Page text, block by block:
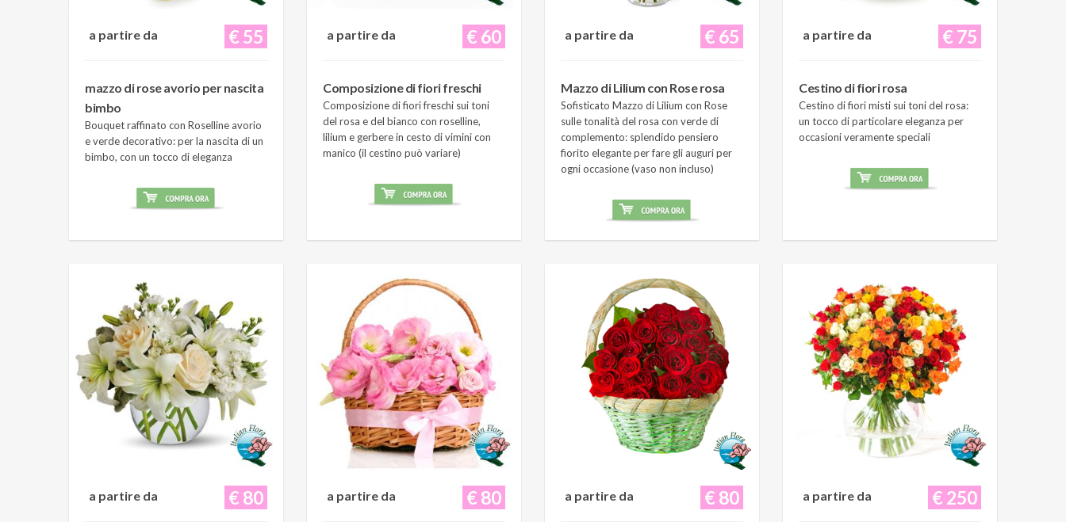
€ 55
a partire da
mazzo di rose avorio per nascita
bimbo
Bouquet raffinato con Roselline avorio
e verde decorativo: per la nascita di un
bimbo, con un tocco di eleganza
€ 60
a partire da
Composizione di fiori freschi
Composizione di fiori freschi sui toni
del rosa e del bianco con roselline,
lilium e gerbere in cesto di vimini con
manico (il cestino può variare)
€ 65
a partire da
Mazzo di Lilium con Rose rosa
Sofisticato Mazzo di Lilium con Rose
sulle tonalità del rosa con verde di
complemento: splendido pensiero
fiorito elegante per fare gli auguri per
ogni occasione (vaso non incluso)
€ 75
a partire da
Cestino di fiori rosa
Cestino di fiori misti sui toni del rosa:
un tocco di particolare eleganza per
occasioni veramente speciali
€ 80
a partire da € 80
a partire da € 80
a partire da € 250
a partire da